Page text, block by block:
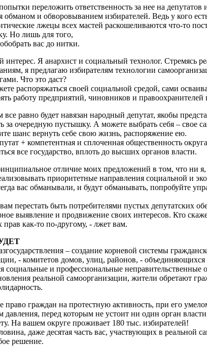
переложить ответственность за нее на депутатов
обманом и обворовыванием избирателей. Ведь у кого
лжецы всех мастей раскошеливаются что-то
Но лишь для того,
вас до нитки.
интерес. Я анархист и социальный технолог. Стремясь
я предлагаю избирателям технологии
Что это даст?
распоряжаться своей социальной средой, сами
работу предприятий, чиновников и правоохранителей
все равно будет навязан народный депутат, якобы
за очередную пустышку. А можете выбрать себя – свое
шанс вернуть себе свою жизнь, распоряжение ею.
+ компетентная и сплоченная общественность
все государство, вплоть до высших органов власти.
отличие моих предложений в том, что ни
приоритетные направления социальной и
вас обманывали, и будут обманывать, попробуйте
перестать быть потребителями пустых депутатских
выявление и продвижение своих интересов. Кто
прав как-то по-другому, - лжет вам.
– создание корневой системы
- комитетов домов, улиц, районов, - объединяющихся
социальные и профессиональные
реальной самоорганизации, жители обретают
право граждан на протестную активность, при его
давления, перед которым не устоит ни один орган
На вашем округе проживает 180 тыс. избирателей!
даже десятая часть вас, участвующих в реальной
решение.